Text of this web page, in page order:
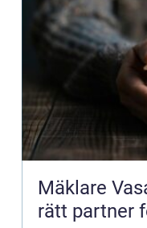
Mäklare
rätt partner